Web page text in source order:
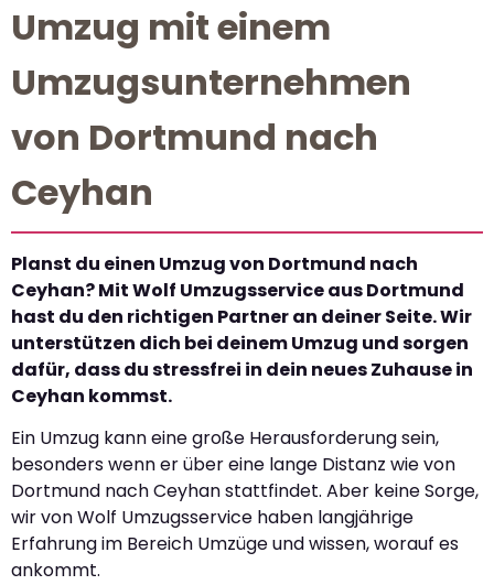
Umzug mit einem
Umzugsunternehmen
von Dortmund nach
Ceyhan
Planst du einen Umzug von Dortmund nach
Ceyhan? Mit Wolf Umzugsservice aus Dortmund
hast du den richtigen Partner an deiner Seite. Wir
unterstützen dich bei deinem Umzug und sorgen
dafür, dass du stressfrei in dein neues Zuhause in
Ceyhan kommst.
Ein Umzug kann eine große Herausforderung sein,
besonders wenn er über eine lange Distanz wie von
Dortmund nach Ceyhan stattfindet. Aber keine Sorge,
wir von Wolf Umzugsservice haben langjährige
Erfahrung im Bereich Umzüge und wissen, worauf es
ankommt.